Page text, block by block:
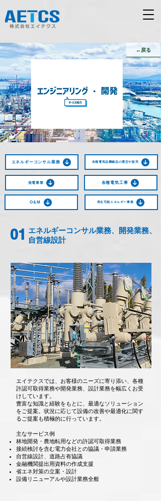
←戻る
エネルギーコンサル業務
発電事業
O&M
各種電気品機械品の選定や販売
各種電気工事
再生可能エネルギー事業
エネルギーコンサル業務、開発業務、
自営線設計
01
エイテクスでは、お客様のニーズに寄り添い、各種
許認可取得業務や開発業務、設計業務を幅広くお受
けしています。
豊富な知識と経験をもとに、最適なソリューション
をご提案。状況に応じて設備の改善や最適化に関す
るご提案も積極的に行っています。
主なサービス例
林地開発・農地転用などの許認可取得業務
接続検討を含む電力会社との協議・申請業務
自営線設計、道路占有協議
金融機関提出用資料の作成支援
省エネ対策の立案・設計
設備リニューアルや設計業務全般